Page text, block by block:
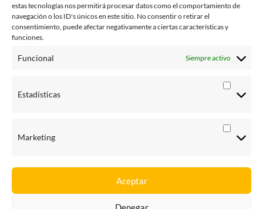
estas tecnologías nos permitirá procesar datos como el comportamiento de
navegación o los ID's únicos en este sitio. No consentir o retirar el
consentimiento, puede afectar negativamente a ciertas características y
funciones.
Funcional Siempre activo
Estadísticas
Marketing
Aceptar
julio 2014
junio 2014
enero 2014
agosto 2013